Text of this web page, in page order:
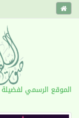
الموقع الرسمي